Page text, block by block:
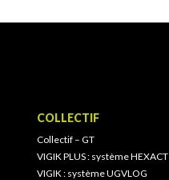
COLLECTIF
Collectif – GT
VIGIK PLUS : système HEXACT
VIGIK : système UGVLOG